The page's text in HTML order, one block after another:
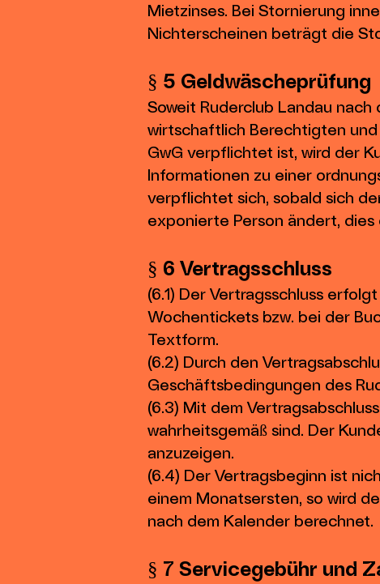
Mietzinses. Bei Stornierung
Nichterscheinen beträgt die
§ 5 Geldwäscheprüfung
Soweit Ruderclub Landau
wirtschaftlich Berechtigten
GwG verpflichtet ist, wird der
Informationen zu einer
verpflichtet sich, sobald sich
exponierte Person ändert, dies
§ 6 Vertragsschluss
(6.1) Der Vertragsschluss
Wochentickets bzw. bei der
Textform.
(6.2) Durch den
Geschäftsbedingungen des
(6.3) Mit dem
wahrheitsgemäß sind. Der
anzuzeigen.
(6.4) Der Vertragsbeginn ist
einem Monatsersten, so wird
nach dem Kalender berechnet.
§ 7 Servicegebühr und